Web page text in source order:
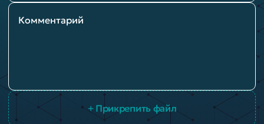
Комментарий
+ Прикрепить файл